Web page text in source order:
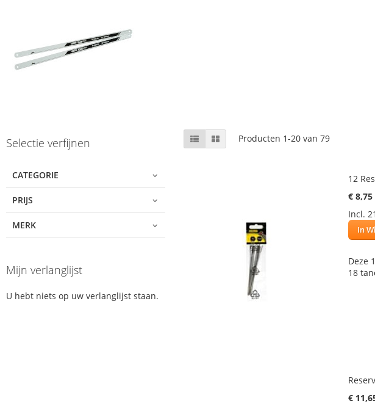
to
list
Selectie verfijnen
CATEGORIE
PRIJS
MERK
Tonen
als
Lijst Foto-
tabel
Producten 1-20van 79
12
€ 8,75
Incl.
In
Deze
18
€
Mijn verlanglijst
U hebt niets op uw verlanglijst staan.